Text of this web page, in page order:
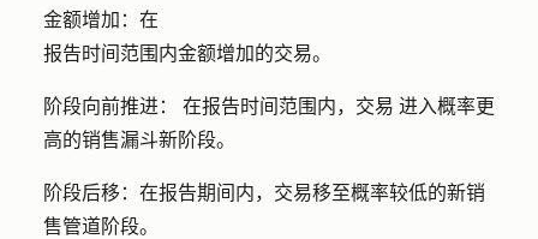
金额增加：在
报告时间范围内金额增加的交易。
阶段向前推进： 在报告时间范围内， 交易 进入概率更
高的销售漏斗新阶段。
阶段后移： 在报告期间内，交易移至概率较低的新销
售管道阶段。